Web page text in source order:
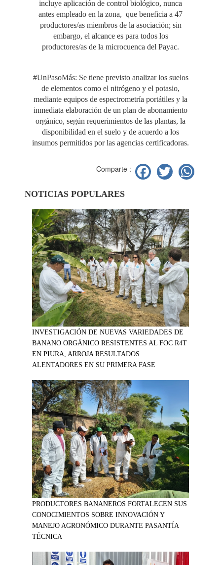
incluye aplicación de control biológico, nunca
antes empleado en la zona, que beneficia a 47
productores/as miembros de la asociación; sin
embargo, el alcance es para todos los
productores/as de la microcuenca del Payac.
#UnPasoMás: Se tiene previsto analizar los suelos
de elementos como el nitrógeno y el potasio,
mediante equipos de espectrometría portátiles y la
inmediata elaboración de un plan de abonamiento
orgánico, según requerimientos de las plantas, la
disponibilidad en el suelo y de acuerdo a los
insumos permitidos por las agencias certificadoras.
Comparte : Facebook
Twitter
NOTICIAS POPULARES
INVESTIGACIÓN DE NUEVAS VARIEDADES DE
BANANO ORGÁNICO RESISTENTES AL FOC R4T
EN PIURA, ARROJA RESULTADOS
ALENTADORES EN SU PRIMERA FASE
PRODUCTORES BANANEROS FORTALECEN SUS
CONOCIMIENTOS SOBRE INNOVACIÓN Y
MANEJO AGRONÓMICO DURANTE PASANTÍA
TÉCNICA